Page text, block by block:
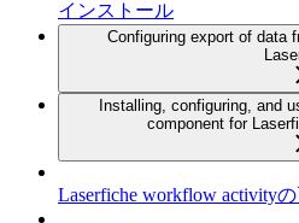
インストール
Configuring export of data
Installing, configuring, and
component for
Laserfiche workflow activity